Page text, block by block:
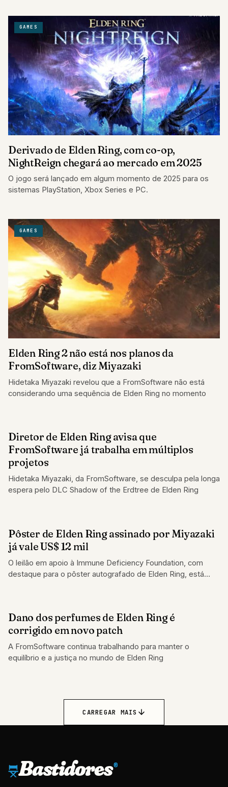
GAMES
Derivado de Elden Ring, com co-op,
NightReign chegará ao mercado em 2025
O jogo será lançado em algum momento de 2025 para os
sistemas PlayStation, Xbox Series e PC.
GAMES
Elden Ring 2 não está nos planos da
FromSoftware, diz Miyazaki
Hidetaka Miyazaki revelou que a FromSoftware não está
considerando uma sequência de Elden Ring no momento
GAMES
Diretor de Elden Ring avisa que
FromSoftware já trabalha em múltiplos
projetos
Hidetaka Miyazaki, da FromSoftware, se desculpa pela longa
espera pelo DLC Shadow of the Erdtree de Elden Ring
GAMES
Pôster de Elden Ring assinado por Miyazaki
já vale US$ 12 mil
O leilão em apoio à Immune Deficiency Foundation, com
destaque para o pôster autografado de Elden Ring, está
Dano dos perfumes de Elden Ring é
corrigido em novo patch
A FromSoftware continua trabalhando para manter o
equilíbrio e a justiça no mundo de Elden Ring
CARREGAR MAIS
Bastidores®